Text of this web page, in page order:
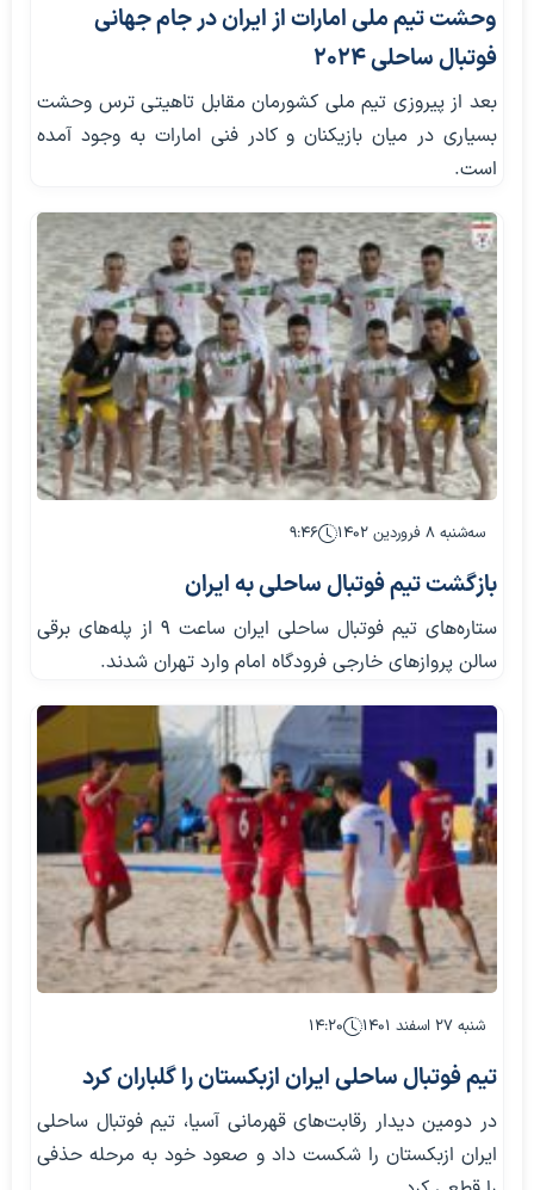
وحشت تیم ملی امارات از ایران در جام جهانی
فوتبال ساحلی ۲۰۲۴
بعد از پیروزی تیم ملی کشورمان مقابل تاهیتی ترس وحشت
بسیاری در میان بازیکنان و کادر فنی امارات به وجود آمده
است.
سه‌شنبه ۸ فروردین ۱۴۰۲ ۹:۴۶
بازگشت تیم فوتبال ساحلی به ایران
ستاره‌های تیم فوتبال ساحلی ایران ساعت ۹ از پله‌های برقی
سالن پروازهای خارجی فرودگاه امام وارد تهران شدند.
شنبه ۲۷ اسفند ۱۴۰۱ ۱۴:۲۰
تیم فوتبال ساحلی ایران ازبکستان را گلباران کرد
در دومین دیدار رقابت‌های قهرمانی آسیا، تیم فوتبال ساحلی
ایران ازبکستان را شکست داد و صعود خود به مرحله حذفی